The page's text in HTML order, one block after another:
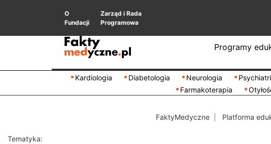
O
Fundacji
Zarząd i Rada
Programowa
Programy
Kardiologia Diabetologia Neurologia
Farmakoterapia
FaktyMedyczne Platforma
Tematyka: